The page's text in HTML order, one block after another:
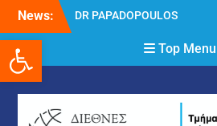
Ανοίξτε τη
content
News:
DR PAPADOPOULOS
Δρ Παπαδόπουλος
Νικόλαος
δικαιολογητικών και
Top Menu